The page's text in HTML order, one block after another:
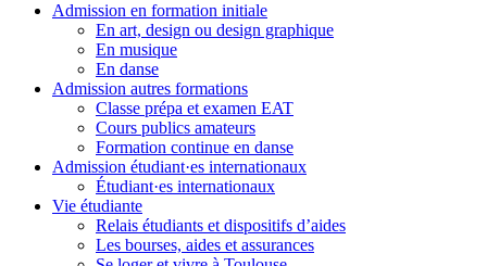
Admission en formation initiale
En art, design ou design graphique
En musique
En danse
Admission autres formations
Classe prépa et examen EAT
Cours publics amateurs
Formation continue en danse
Admission étudiant·es internationaux
Étudiant·es internationaux
Vie étudiante
Relais étudiants et dispositifs d’aides
Les bourses, aides et assurances